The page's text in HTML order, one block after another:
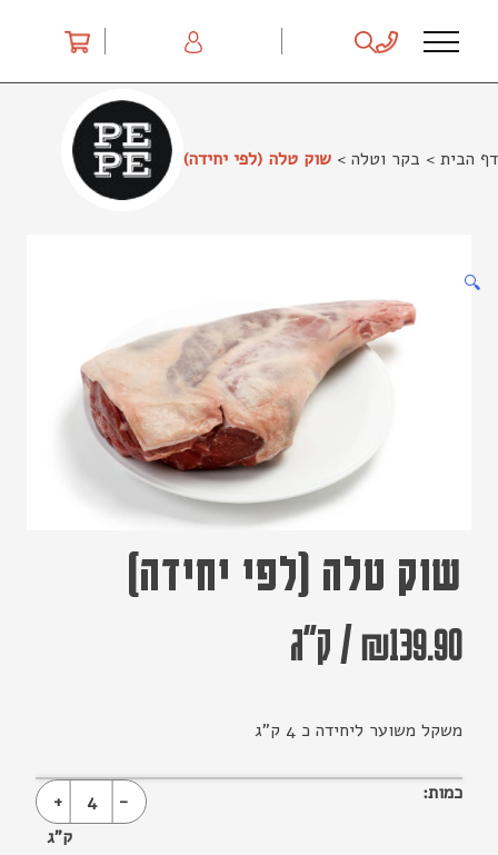
דף הבית > בקר וטלה > שוק טלה (לפי יחידה)
🔍
שוק טלה (לפי יחידה)
₪139.90
/ ק"ג
משקל משוער ליחידה כ 4 ק”ג
כמות: -
4
+
ק"ג